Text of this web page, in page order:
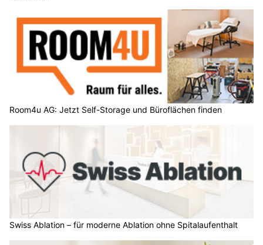
Room4u AG: Jetzt Self-Storage und Büroflächen finden
Swiss Ablation – für moderne Ablation ohne Spitalaufenthalt